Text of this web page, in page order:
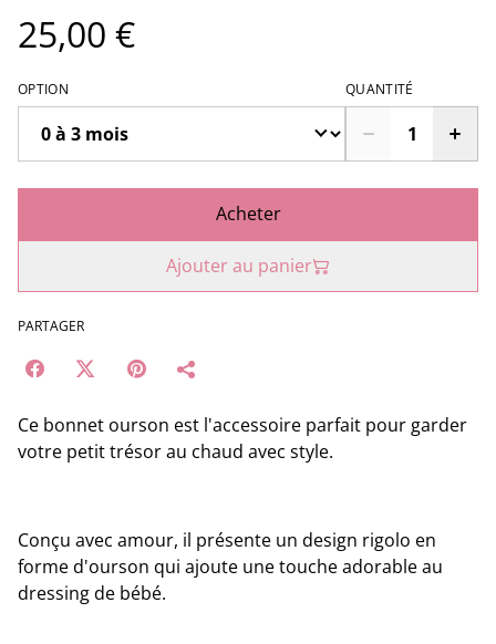
25,00 €
OPTION QUANTITÉ
Acheter
Ajouter au panier
PARTAGER
Ce bonnet ourson est l'accessoire parfait pour garder
votre petit trésor au chaud avec style.
Conçu avec amour, il présente un design rigolo en
forme d'ourson qui ajoute une touche adorable au
dressing de bébé.